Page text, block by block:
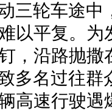
三轮车途
以平复。
，沿路抛撒
多名过往
高速行驶